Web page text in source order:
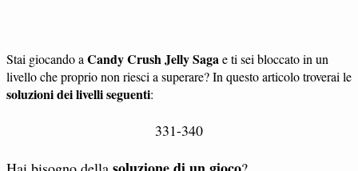
Stai giocando a Candy Crush Jelly Sagae ti sei bloccato in un
livello che proprio non riesci a superare? In questo articolo troverai le
soluzioni dei livelli seguenti:
331-340